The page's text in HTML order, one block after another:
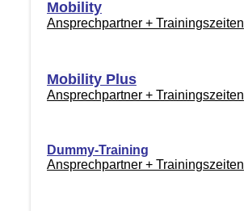
Mobility
Ansprechpartner + Trainingszeiten
Mobility Plus
Ansprechpartner + Trainingszeiten
Dummy-Training
Ansprechpartner + Trainingszeiten